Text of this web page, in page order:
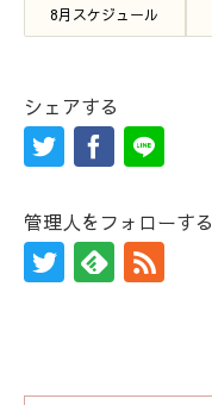
8月スケジュール
シェアする
管理人をフォローする